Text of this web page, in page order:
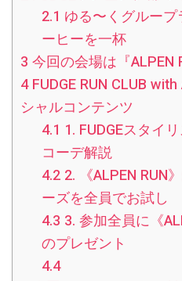
2.1 ゆる〜くグルー
ーヒーを一杯
3 今回の会場は『ALPEN
4FUDGE RUN CLUB
シャルコンテンツ
4.1 1. FUDGEスタイ
コーデ解説
4.2 2. 《ALPEN RUN
ーズを全員でお試し
4.3 3. 参加全員に《
のプレゼント
4.4